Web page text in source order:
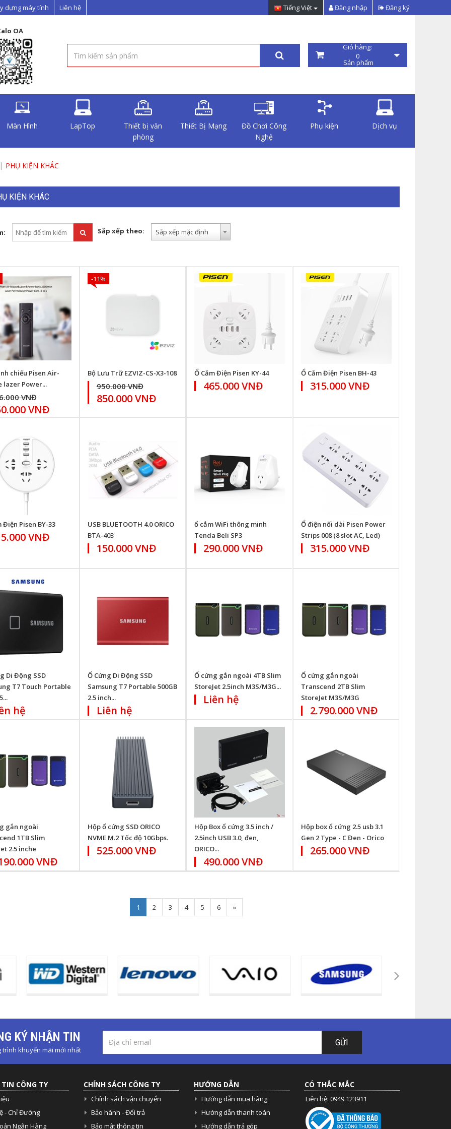
dựng máy tính Liên hệ Tiếng Việt Đăng nhập Đăng ký
OA
Giỏ hàng:
0
Sản phẩm
Màn Hình LapTop
Thiết bị văn
phòng
Thiết Bị Mạng
Đồ Chơi Công
Nghệ
Phụ kiện Dịch vụ
PHỤ KIỆN KHÁC
KIỆN KHÁC
Sắp xếp theo: Sắp xếp mặc định
chiếu Pisen Air-
lazer Power...
VNĐ
VNĐ
-11%
Bộ Lưu Trữ EZVIZ-CS-X3-108
950.000 VNĐ
850.000 VNĐ
Ổ Cắm Điện Pisen KY-44
465.000 VNĐ
Ổ Cắm Điện Pisen BH-43
315.000 VNĐ
Điện Pisen BY-33
VNĐ
USB BLUETOOTH 4.0 ORICO
BTA-403
150.000 VNĐ
ổ cắm WiFi thông minh
Tenda Beli SP3
290.000 VNĐ
Ổ điện nối dài Pisen Power
Strips 008 (8 slot AC, Led)
315.000 VNĐ
Di Động SSD
T7 Touch Portable
hệ
Ổ Cứng Di Động SSD
Samsung T7 Portable 500GB
2.5 inch...
Liên hệ
Ổ cứng gắn ngoài 4TB Slim
StoreJet 2.5inch M3S/M3G...
Liên hệ
Ổ cứng gắn ngoài
Transcend 2TB Slim
StoreJet M3S/M3G
2.790.000 VNĐ
gắn ngoài
1TB Slim
2.5 inche
VNĐ
Hộp ổ cứng SSD ORICO
NVME M.2 Tốc độ 10Gbps.
525.000 VNĐ
Hộp Box ổ cứng 3.5 inch /
2.5inch USB 3.0, đen,
ORICO...
490.000 VNĐ
Hộp box ổ cứng 2.5 usb 3.1
Gen 2 Type - C Đen - Orico
265.000 VNĐ
1 2 3 4 5 6 »Next
KÝ NHẬN TIN
khuyến mãi mới nhất
GỬI
CÔNG TY
- Chỉ Đường
Ngân Hàng
CHÍNH SÁCH CÔNG TY
Chính sách vận chuyển
Bảo hành - Đổi trả
Bảo mật thông tin
HƯỚNG DẪN
Hướng dẫn mua hàng
Hướng dẫn thanh toán
Hướng dẫn trả góp
CÓ THẮC MẮC
Liên hệ: 0949.123911